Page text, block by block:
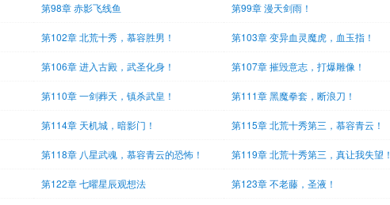
第98章 赤影飞线鱼 第99章 漫天剑雨！
第102章 北荒十秀，慕容胜男！ 第103章 变异血灵魔虎，血玉指！
第106章 进入古殿，武圣化身！ 第107章 摧毁意志，打爆雕像！
第110章 一剑葬天，镇杀武皇！ 第111章 黑魔拳套，断浪刀！
第114章 天机城，暗影门！ 第115章 北荒十秀第三，慕容青云！
第118章 八星武魂，慕容青云的恐怖！ 第119章 北荒十秀第三，真让我失望！
第122章 七曜星辰观想法 第123章 不老藤，圣液！